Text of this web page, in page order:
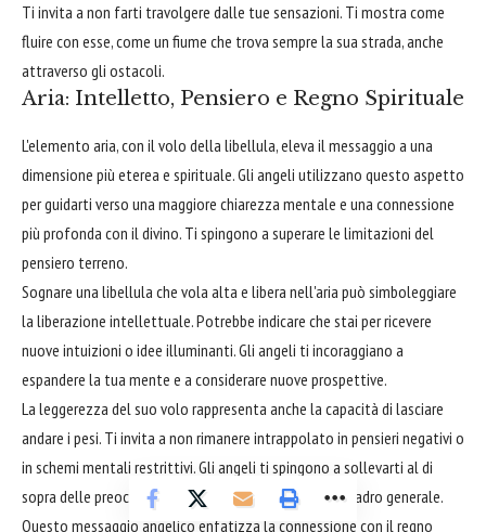
Ti invita a non farti travolgere dalle tue sensazioni. Ti mostra come
fluire con esse, come un fiume che trova sempre la sua strada, anche
attraverso gli ostacoli.
Aria: Intelletto, Pensiero e Regno Spirituale
L'elemento aria, con il volo della libellula, eleva il messaggio a una
dimensione più eterea e spirituale. Gli angeli utilizzano questo aspetto
per guidarti verso una maggiore chiarezza mentale e una connessione
più profonda con il divino. Ti spingono a superare le limitazioni del
pensiero terreno.
Sognare una libellula che vola alta e libera nell'aria può simboleggiare
la liberazione intellettuale. Potrebbe indicare che stai per ricevere
nuove intuizioni o idee illuminanti. Gli angeli ti incoraggiano a
espandere la tua mente e a considerare nuove prospettive.
La leggerezza del suo volo rappresenta anche la capacità di lasciare
andare i pesi. Ti invita a non rimanere intrappolato in pensieri negativi o
in schemi mentali restrittivi. Gli angeli ti spingono a sollevarti al di
sopra delle preoccupazioni quotidiane e a vedere il quadro generale.
Questo messaggio angelico enfatizza la connessione con il regno